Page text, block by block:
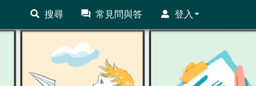
搜尋 常見問與答 登入